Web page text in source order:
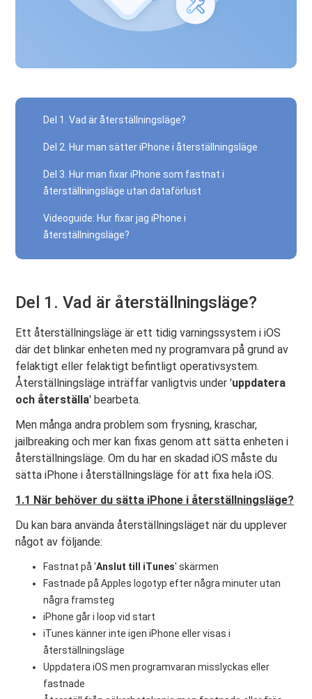
Del 1. Vad är återställningsläge?
Del 2. Hur man sätter iPhone i återställningsläge
Del 3. Hur man fixar iPhone som fastnat i
återställningsläge utan dataförlust
Videoguide: Hur fixar jag iPhone i
återställningsläge?
Del 1. Vad är återställningsläge?
Ett återställningsläge är ett tidig varningssystem i iOS
där det blinkar enheten med ny programvara på grund av
felaktigt eller felaktigt befintligt operativsystem.
Återställningsläge inträffar vanligtvis under 'uppdatera
och återställa' bearbeta.
Men många andra problem som frysning, kraschar,
jailbreaking och mer kan fixas genom att sätta enheten i
återställningsläge. Om du har en skadad iOS måste du
sätta iPhone i återställningsläge för att fixa hela iOS.
1.1 När behöver du sätta iPhone i återställningsläge?
Du kan bara använda återställningsläget när du upplever
något av följande:
Fastnat på 'Anslut till iTunes' skärmen
Fastnade på Apples logotyp efter några minuter utan
några framsteg
iPhone går i loop vid start
iTunes känner inte igen iPhone eller visas i
återställningsläge
Uppdatera iOS men programvaran misslyckas eller
fastnade